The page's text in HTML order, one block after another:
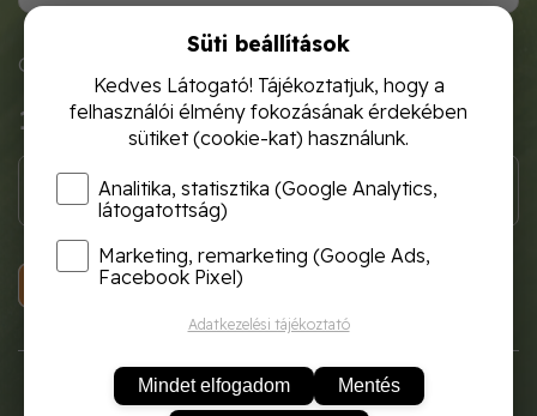
Cikkszám: mett5401
180 Ft
KOSÁRBA
Süti beállítások
Kedves Látogató! Tájékoztatjuk, hogy a
felhasználói élmény fokozásának érdekében
sütiket (cookie-kat) használunk.
Analitika, statisztika (Google Analytics,
látogatottság)
Marketing, remarketing (Google Ads,
Facebook Pixel)
Adatkezelési tájékoztató
Mindet elfogadom Mentés